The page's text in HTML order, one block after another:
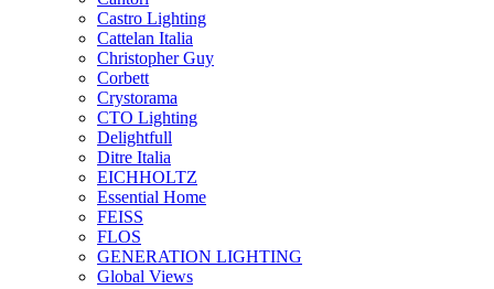
Castro Lighting
Cattelan Italia
Christopher Guy
Corbett
Crystorama
CTO Lighting
Delightfull
Ditre Italia
EICHHOLTZ
Essential Home
FEISS
FLOS
GENERATION LIGHTING
Global Views